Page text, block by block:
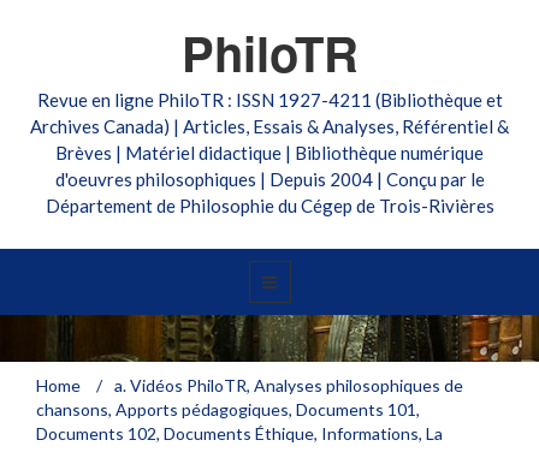
PhiloTR
Revue en ligne PhiloTR : ISSN 1927-4211 (Bibliothèque et
Archives Canada) | Articles, Essais & Analyses, Référentiel &
Brèves | Matériel didactique | Bibliothèque numérique
d'oeuvres philosophiques | Depuis 2004 | Conçu par le
Département de Philosophie du Cégep de Trois-Rivières
Vidéo de la performance «Musique et
philosophie» de 2014 (3e édition)
Home / a. Vidéos PhiloTR, Analyses philosophiques de
chansons, Apports pédagogiques, Documents 101,
Documents 102, Documents Éthique, Informations, La